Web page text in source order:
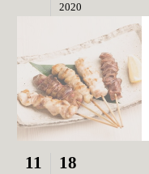
2020
11 18